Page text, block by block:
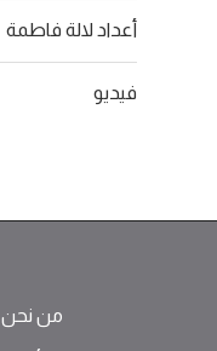
أعداد لالة فاطمة
فيديو
من نحن